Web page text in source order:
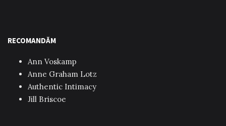
RECOMANDĂM
Ann Voskamp
Anne Graham Lotz
Authentic Intimacy
Jill Briscoe